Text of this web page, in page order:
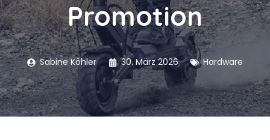
Promotion
Sabine Köhler 30. März 2026 Hardware